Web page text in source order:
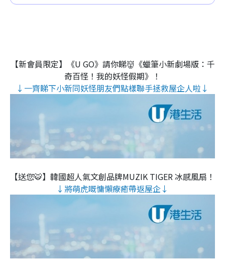
【新會員限定】《U GO》請你睇👹《蠟筆小新劇場版：千
奇百怪！我的妖怪假期》！
↓一齊睇下小新同妖怪朋友們點樣聯手拯救屋企人啦↓
【送您🐯】韓國超人氣文創品牌MUZIK TIGER 冰感風扇！
↓將萌虎嘅慵懶療癒帶返屋企↓